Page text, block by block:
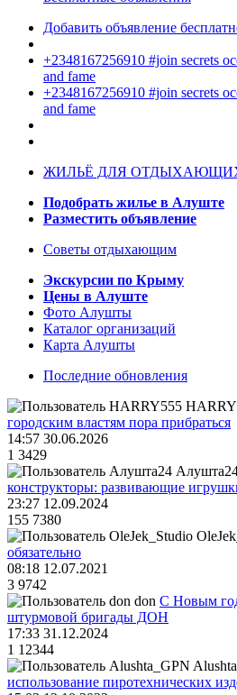
Добавить объявление
+2348167256910 #join secrets
and fame
+2348167256910 #join secrets
and fame
ЖИЛЬЁ ДЛЯ
Подобрать жилье в Алуште
Разместить объявление
Советы отдыхающим
Экскурсии по Крыму
Цены в Алуште
Фото Алушты
Каталог организаций
Карта Алушты
Последние обновления
городским властям пора прибраться
14:57 30.06.2026
1 3429
конструкторы: развивающие
23:27 12.09.2024
155 7380
обязательно
08:18 12.07.2021
3 9742
don С Новым
штурмовой бригады ДОН
17:33 31.12.2024
1 12344
использование пиротехнических